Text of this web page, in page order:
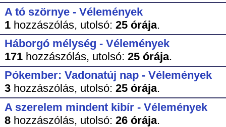
A tó szörnye - Vélemények
1hozzászólás, utolsó: 25 órája.
Háborgó mélység - Vélemények
171hozzászólás, utolsó: 25 órája.
Pókember: Vadonatúj nap - Vélemények
3hozzászólás, utolsó: 25 órája.
A szerelem mindent kibír - Vélemények
8hozzászólás, utolsó: 26 órája.